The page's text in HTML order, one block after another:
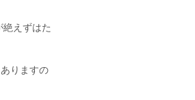
えずはた
りますの